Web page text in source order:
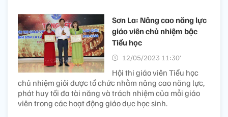
Sơn La: Nâng cao năng lực
giáo viên chủ nhiệm bậc
Tiểu học
12/05/2023 11:30’
Hội thi giáo viên Tiểu học
chủ nhiệm giỏi được tổ chức nhằm nâng cao năng lực,
phát huy tối đa tài năng và trách nhiệm của mỗi giáo
viên trong các hoạt động giáo dục học sinh.